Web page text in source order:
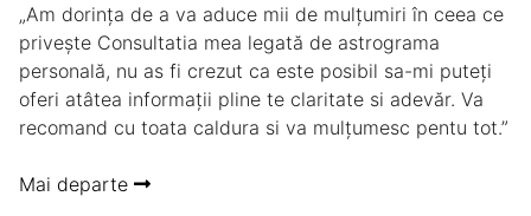
„Am dorința de a va aduce mii de mulțumiri în ceea ce
privește Consultatia mea legată de astrograma
personală, nu as fi crezut ca este posibil sa-mi puteți
oferi atâtea informații pline te claritate si adevăr. Va
recomand cu toata caldura si va mulțumesc pentu tot.”
Mai departe